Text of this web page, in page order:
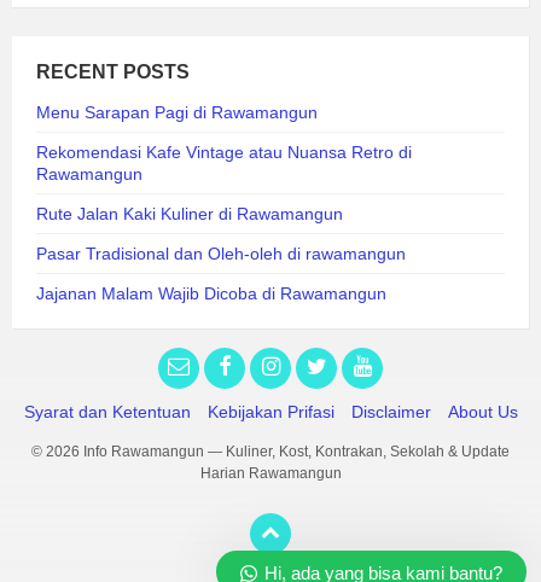
RECENT POSTS
Menu Sarapan Pagi di Rawamangun
Rekomendasi Kafe Vintage atau Nuansa Retro di
Rawamangun
Rute Jalan Kaki Kuliner di Rawamangun
Pasar Tradisional dan Oleh-oleh di rawamangun
Jajanan Malam Wajib Dicoba di Rawamangun
Syarat dan Ketentuan Kebijakan Prifasi Disclaimer About Us
© 2026 Info Rawamangun — Kuliner, Kost, Kontrakan, Sekolah & Update
Harian Rawamangun
Hi, ada yang bisa kami bantu?